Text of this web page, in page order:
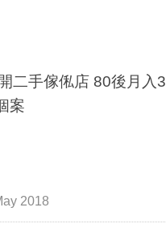
二手傢俬店 80後月入
案
2018